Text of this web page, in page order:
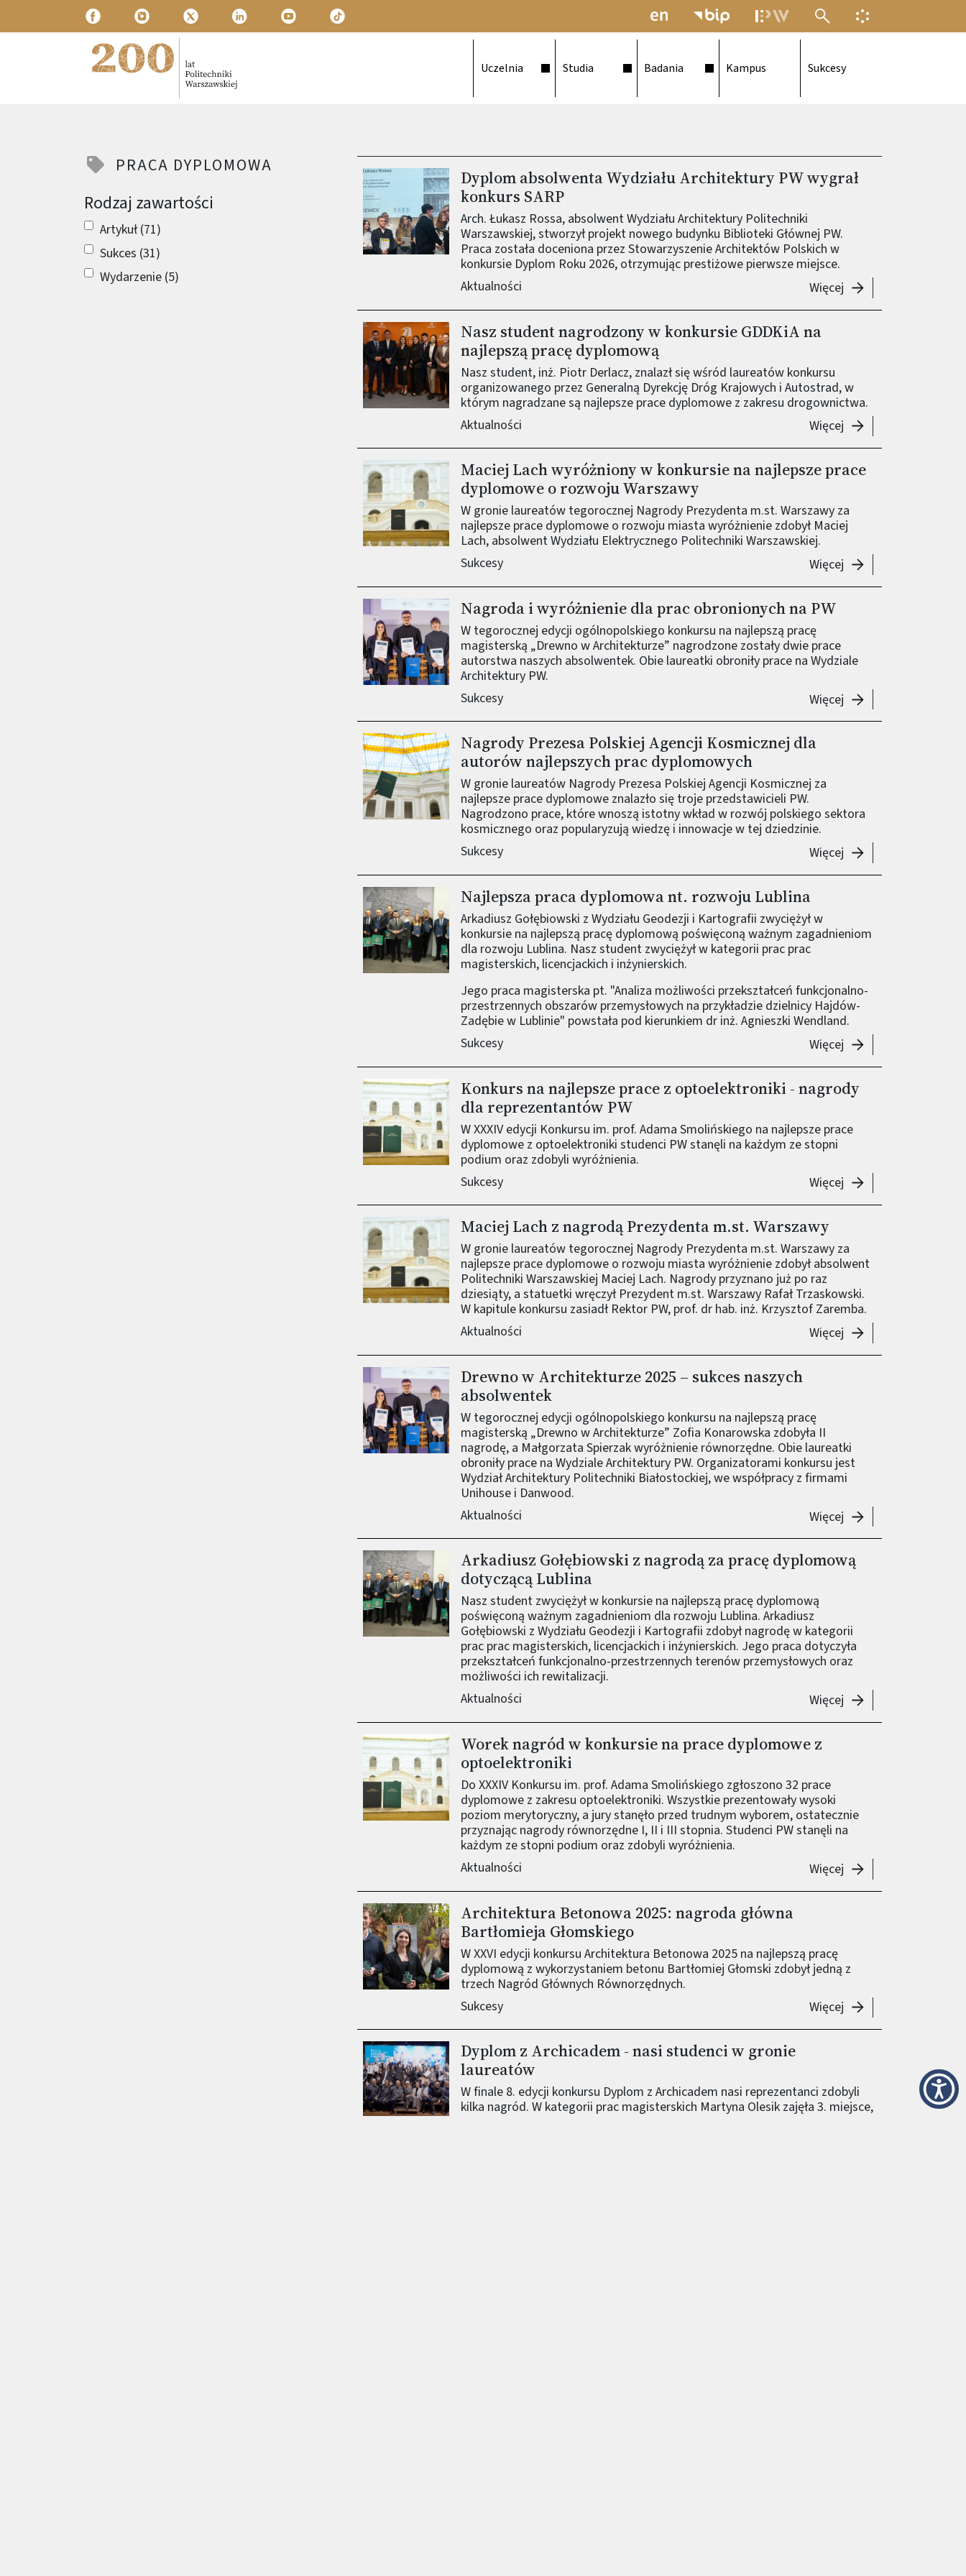
Przejdź do treści
MENU ELEKTRONICZNEJINFORMACJA O
Uczelnia Studia Badania Kampus Sukcesy
PRACA DYPLOMOWA
Rodzaj zawartości
Artykuł (71)
Sukces (31)
Wydarzenie (5)
Obraz (old)
Dyplom absolwenta Wydziału Architektury PW wygrał
konkurs SARP
Arch. Łukasz Rossa, absolwent Wydziału Architektury Politechniki
Warszawskiej, stworzył projekt nowego budynku Biblioteki Głównej PW.
Praca została doceniona przez Stowarzyszenie Architektów Polskich w
konkursie Dyplom Roku 2026, otrzymując prestiżowe pierwsze miejsce.
Aktualności
Więcej Dyplom absolwenta
Obraz (old)
Nasz student nagrodzony w konkursie GDDKiA na
najlepszą pracę dyplomową
Nasz student, inż. Piotr Derlacz, znalazł się wśród laureatów konkursu
organizowanego przez Generalną Dyrekcję Dróg Krajowych i Autostrad, w
którym nagradzane są najlepsze prace dyplomowe z zakresu drogownictwa.
Aktualności
Więcej Nasz student
Obraz (old)
Maciej Lach wyróżniony w konkursie na najlepsze prace
dyplomowe o rozwoju Warszawy
W gronie laureatów tegorocznej Nagrody Prezydenta m.st. Warszawy za
najlepsze prace dyplomowe o rozwoju miasta wyróżnienie zdobył Maciej
Lach, absolwent Wydziału Elektrycznego Politechniki Warszawskiej.
Sukcesy
Więcej Maciej Lach
Obraz (old) Nagroda i wyróżnienie dla prac obronionych na PW
W tegorocznej edycji ogólnopolskiego konkursu na najlepszą pracę
magisterską „Drewno w Architekturze” nagrodzone zostały dwie prace
autorstwa naszych absolwentek. Obie laureatki obroniły prace na Wydziale
Architektury PW.
Sukcesy
Więcej Nagroda i
Obraz (old)
Nagrody Prezesa Polskiej Agencji Kosmicznej dla
autorów najlepszych prac dyplomowych
W gronie laureatów Nagrody Prezesa Polskiej Agencji Kosmicznej za
najlepsze prace dyplomowe znalazło się troje przedstawicieli PW.
Nagrodzono prace, które wnoszą istotny wkład w rozwój polskiego sektora
kosmicznego oraz popularyzują wiedzę i innowacje w tej dziedzinie.
Sukcesy
Więcej Nagrody Prezesa
Obraz (old) Najlepsza praca dyplomowa nt. rozwoju Lublina
Arkadiusz Gołębiowski z Wydziału Geodezji i Kartografii zwyciężył w
konkursie na najlepszą pracę dyplomową poświęconą ważnym zagadnieniom
dla rozwoju Lublina. Nasz student zwyciężył w kategorii prac prac
magisterskich, licencjackich i inżynierskich.
Jego praca magisterska pt. "Analiza możliwości przekształceń funkcjonalno-
przestrzennych obszarów przemysłowych na przykładzie dzielnicy Hajdów-
Zadębie w Lublinie" powstała pod kierunkiem dr inż. Agnieszki Wendland.
Sukcesy
Więcej Najlepsza praca
Obraz (old)
Konkurs na najlepsze prace z optoelektroniki - nagrody
dla reprezentantów PW
W XXXIV edycji Konkursu im. prof. Adama Smolińskiego na najlepsze prace
dyplomowe z optoelektroniki studenci PW stanęli na każdym ze stopni
podium oraz zdobyli wyróżnienia.
Sukcesy
Więcej Konkurs na
Obraz (old) Maciej Lach z nagrodą Prezydenta m.st. Warszawy
W gronie laureatów tegorocznej Nagrody Prezydenta m.st. Warszawy za
najlepsze prace dyplomowe o rozwoju miasta wyróżnienie zdobył absolwent
Politechniki Warszawskiej Maciej Lach. Nagrody przyznano już po raz
dziesiąty, a statuetki wręczył Prezydent m.st. Warszawy Rafał Trzaskowski.
W kapitule konkursu zasiadł Rektor PW, prof. dr hab. inż. Krzysztof Zaremba.
Aktualności
Więcej Maciej Lach z
Obraz (old)
Drewno w Architekturze 2025 – sukces naszych
absolwentek
W tegorocznej edycji ogólnopolskiego konkursu na najlepszą pracę
magisterską „Drewno w Architekturze” Zofia Konarowska zdobyła II
nagrodę, a Małgorzata Spierzak wyróżnienie równorzędne. Obie laureatki
obroniły prace na Wydziale Architektury PW. Organizatorami konkursu jest
Wydział Architektury Politechniki Białostockiej, we współpracy z firmami
Unihouse i Danwood.
Aktualności
Więcej Drewno w
Obraz (old)
Arkadiusz Gołębiowski z nagrodą za pracę dyplomową
dotyczącą Lublina
Nasz student zwyciężył w konkursie na najlepszą pracę dyplomową
poświęconą ważnym zagadnieniom dla rozwoju Lublina. Arkadiusz
Gołębiowski z Wydziału Geodezji i Kartografii zdobył nagrodę w kategorii
prac prac magisterskich, licencjackich i inżynierskich. Jego praca dotyczyła
przekształceń funkcjonalno-przestrzennych terenów przemysłowych oraz
możliwości ich rewitalizacji.
Aktualności
Więcej Arkadiusz
Obraz (old)
Worek nagród w konkursie na prace dyplomowe z
optoelektroniki
Do XXXIV Konkursu im. prof. Adama Smolińskiego zgłoszono 32 prace
dyplomowe z zakresu optoelektroniki. Wszystkie prezentowały wysoki
poziom merytoryczny, a jury stanęło przed trudnym wyborem, ostatecznie
przyznając nagrody równorzędne I, II i III stopnia. Studenci PW stanęli na
każdym ze stopni podium oraz zdobyli wyróżnienia.
Aktualności
Więcej Worek nagród w
Obraz (old)
Architektura Betonowa 2025: nagroda główna
Bartłomieja Głomskiego
W XXVI edycji konkursu Architektura Betonowa 2025 na najlepszą pracę
dyplomową z wykorzystaniem betonu Bartłomiej Głomski zdobył jedną z
trzech Nagród Głównych Równorzędnych.
Sukcesy
Więcej Architektura
Obraz (old)
Dyplom z Archicadem - nasi studenci w gronie
laureatów
W finale 8. edycji konkursu Dyplom z Archicadem nasi reprezentanci zdobyli
kilka nagród. W kategorii prac magisterskich Martyna Olesik zajęła 3. miejsce,